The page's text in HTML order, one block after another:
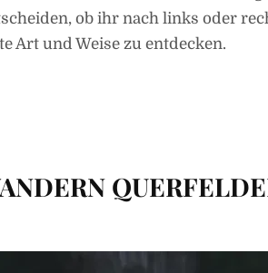
ob ihr nach links oder
Art und Weise zu entdecken.